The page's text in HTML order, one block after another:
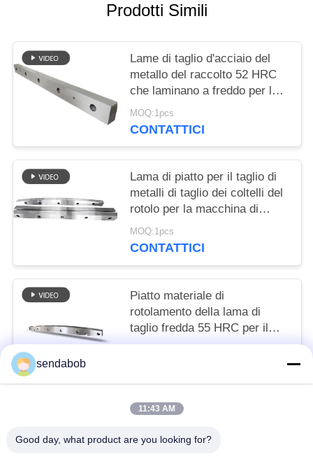
Prodotti Simili
Lame di taglio d'acciaio del
metallo del raccolto 52 HRC
che laminano a freddo per la
linea di marinatura officina
MOQ:1pcs
CONTATTICI
Lama di piatto per il taglio di
metalli di taglio dei coltelli del
rotolo per la macchina di
taglio automatica
MOQ:1pcs
CONTATTICI
Piatto materiale di
rotolamento della lama di
taglio fredda 55 HRC per il
gruppo di lavoro del
sendabob
11:43 AM
Good day, what product are you looking for?